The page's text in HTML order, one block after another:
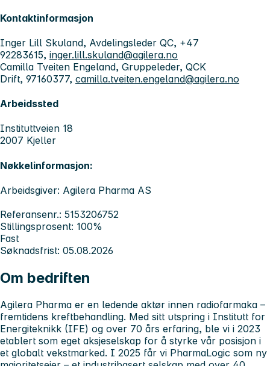
Kontaktinformasjon
Inger Lill Skuland, Avdelingsleder QC, +47
92283615, inger.lill.skuland@agilera.no
Camilla Tveiten Engeland, Gruppeleder, QCK
Drift, 97160377, camilla.tveiten.engeland@agilera.no
Arbeidssted
Instituttveien 18
2007 Kjeller
Nøkkelinformasjon:
Arbeidsgiver: Agilera Pharma AS
Referansenr.: 5153206752
Stillingsprosent: 100%
Fast
Søknadsfrist: 05.08.2026
Om bedriften
Agilera Pharma er en ledende aktør innen radiofarmaka –
fremtidens kreftbehandling. Med sitt utspring i Institutt for
Energiteknikk (IFE) og over 70 års erfaring, ble vi i 2023
etablert som eget aksjeselskap for å styrke vår posisjon i
et globalt vekstmarked. I 2025 får vi PharmaLogic som ny